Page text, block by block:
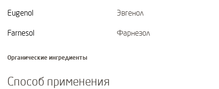
Eugenol Эвгенол
Farnesol Фарнезол
Органические ингредиенты
Способ применения